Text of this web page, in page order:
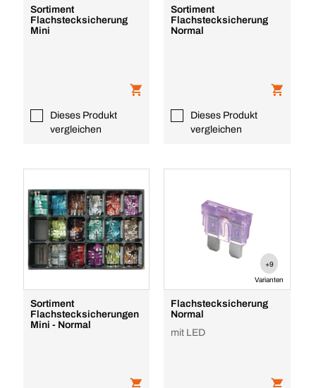
Sortiment
Flachstecksicherung
Mini
Dieses Produkt
vergleichen
Sortiment
Flachstecksicherung
Normal
Dieses Produkt
vergleichen
Sortiment
Flachstecksicherungen
Mini - Normal
+9
Varianten
Flachstecksicherung
Normal
mit LED